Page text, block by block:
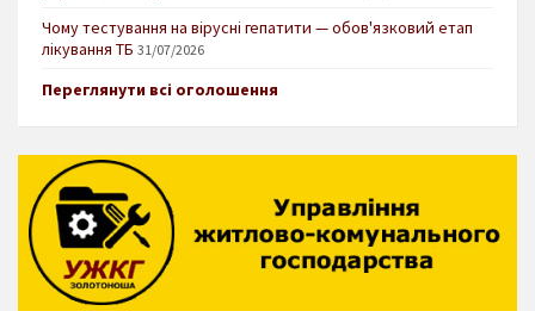
Чому тестування на вірусні гепатити — обов'язковий етап
лікування ТБ 31/07/2026
Переглянути всі оголошення